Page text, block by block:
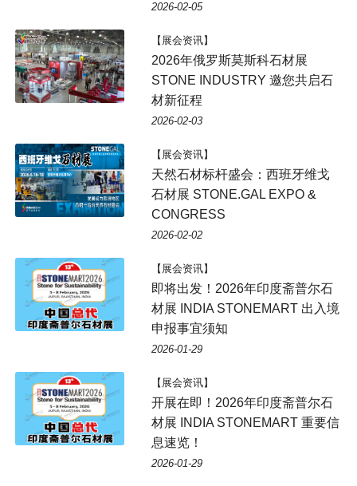
2026-02-05
【展会资讯】
2026年俄罗斯莫斯科石材展
STONE INDUSTRY 邀您共启石
材新征程
2026-02-03
【展会资讯】
天然石材标杆盛会：西班牙维戈
石材展 STONE.GAL EXPO &
CONGRESS
2026-02-02
【展会资讯】
即将出发！2026年印度斋普尔石
材展 INDIA STONEMART 出入境
申报事宜须知
2026-01-29
【展会资讯】
开展在即！2026年印度斋普尔石
材展 INDIA STONEMART 重要信
息速览！
2026-01-29